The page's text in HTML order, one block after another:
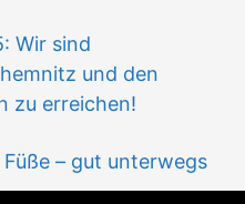
Wir sind
und den
zu erreichen!
– gut unterwegs